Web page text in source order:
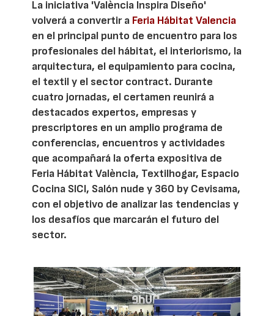
La iniciativa 'València Inspira Diseño'
volverá a convertir a Feria Hábitat Valencia
en el principal punto de encuentro para los
profesionales del hábitat, el interiorismo, la
arquitectura, el equipamiento para cocina,
el textil y el sector contract. Durante
cuatro jornadas, el certamen reunirá a
destacados expertos, empresas y
prescriptores en un amplio programa de
conferencias, encuentros y actividades
que acompañará la oferta expositiva de
Feria Hábitat València, Textilhogar, Espacio
Cocina SICI, Salón nude y 360 by Cevisama,
con el objetivo de analizar las tendencias y
los desafíos que marcarán el futuro del
sector.